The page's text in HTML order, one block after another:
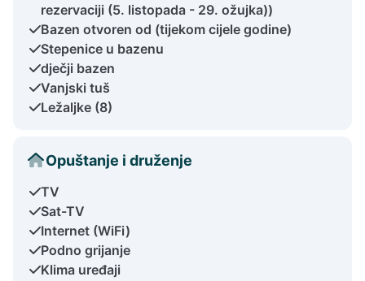
rezervaciji (5. listopada - 29. ožujka))
Bazen otvoren od (tijekom cijele godine)
Stepenice u bazenu
dječji bazen
Vanjski tuš
Ležaljke (8)
Opuštanje i druženje
TV
Sat-TV
Internet (WiFi)
Podno grijanje
Klima uređaji